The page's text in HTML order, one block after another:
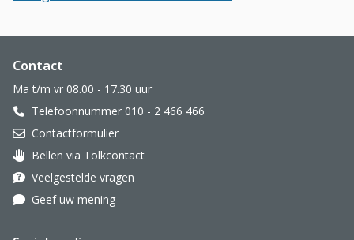
Website footer
Contact
Ma t/m vr 08.00 - 17.30 uur
Telefoonnummer 010 - 2 466 466
Contactformulier
Oor met hoortoestel
Bellen via Tolkcontact
Veelgestelde vragen
Geef uw mening